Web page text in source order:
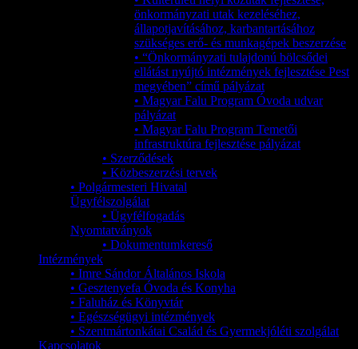
önkormányzati utak kezeléséhez,
állapotjavításához, karbantartásához
szükséges erő- és munkagépek beszerzése
• “Önkormányzati tulajdonú bölcsődei
ellátást nyújtó intézmények fejlesztése Pest
megyében” című pályázat
• Magyar Falu Program Óvoda udvar
pályázat
• Magyar Falu Program Temetői
infrastruktúra fejlesztése pályázat
• Szerződések
• Közbeszerzési tervek
• Polgármesteri Hivatal
Ügyfélszolgálat
• Ügyfélfogadás
Nyomtatványok
• Dokumentumkereső
Intézmények
• Imre Sándor Általános Iskola
• Gesztenyefa Óvoda és Konyha
• Faluház és Könyvtár
• Egészségügyi intézmények
• Szentmártonkátai Család és Gyermekjóléti szolgálat
Kapcsolatok